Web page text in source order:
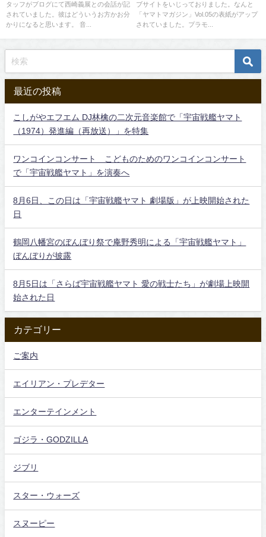
タッフがブログにて西崎義展との会話が記
されていました。彼はどういうお方かお分
かりになると思います。 音...
ブサイトをいじっておりました。なんと
「ヤマトマガジン」Vol.05の表紙がアップ
されていました。プラモ...
最近の投稿
こしがやエフエム DJ林檎の二次元音楽館で「宇宙戦艦ヤマト
（1974）発進編（再放送）」を特集
ワンコインコンサート こどものためのワンコインコンサート
で「宇宙戦艦ヤマト」を演奏へ
8月6日、この日は「宇宙戦艦ヤマト 劇場版」が上映開始された
日
鶴岡八幡宮のぼんぼり祭で庵野秀明による「宇宙戦艦ヤマト」
ぼんぼりが披露
8月5日は「さらば宇宙戦艦ヤマト 愛の戦士たち」が劇場上映開
始された日
カテゴリー
ご案内
エイリアン・プレデター
エンターテインメント
ゴジラ・GODZILLA
ジブリ
スター・ウォーズ
スヌーピー